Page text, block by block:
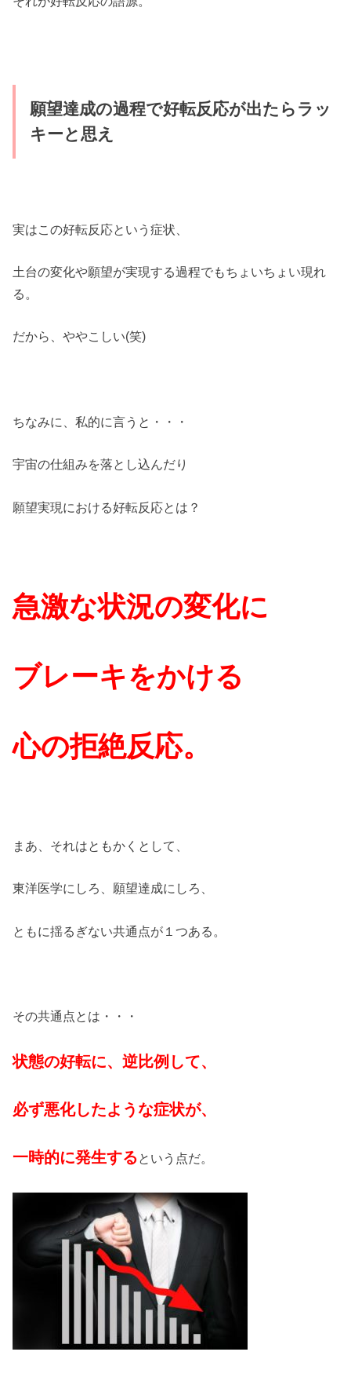
願望達成の過程で好転反応が出たらラッ
キーと思え
実はこの好転反応という症状、
土台の変化や願望が実現する過程でもちょいちょい現れ
る。
だから、ややこしい(笑)
ちなみに、私的に言うと・・・
宇宙の仕組みを落とし込んだり
願望実現における好転反応とは？
急激な状況の変化に
ブレーキをかける
心の拒絶反応。
まあ、それはともかくとして、
東洋医学にしろ、願望達成にしろ、
ともに揺るぎない共通点が１つある。
その共通点とは・・・
状態の好転に、逆比例して、
必ず悪化したような症状が、
一時的に発生するという点だ。